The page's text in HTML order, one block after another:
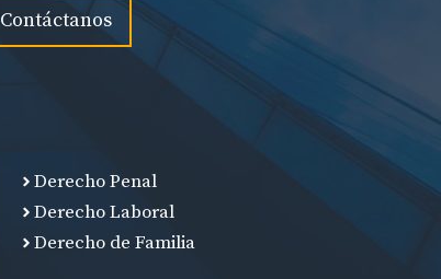
Contáctanos
Derecho Penal
Derecho Laboral
Derecho de Familia